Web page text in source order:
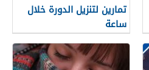
تمارين لتنزيل الدورة خلال
ساعة